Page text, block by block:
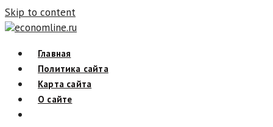
Skip to content
economline.ru
Главная
Политика сайта
Карта сайта
О сайте